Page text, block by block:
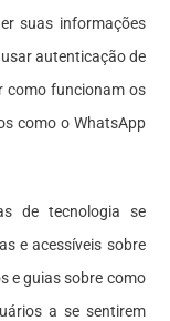
suas informações
autenticação de
como funcionam os
como o WhatsApp
de tecnologia se
e acessíveis sobre
e guias sobre como
a se sentirem